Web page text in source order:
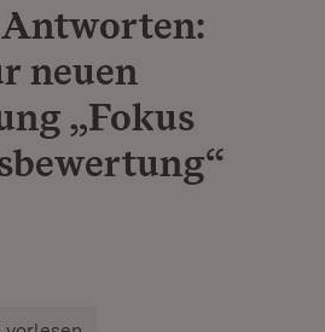
Antworten:
neuen
„Fokus